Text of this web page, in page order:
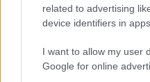
related to advertising
device identifiers in apps.
I want to allow my user
Google for online